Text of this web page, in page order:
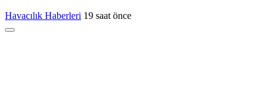
Havacılık Haberleri 19 saat önce